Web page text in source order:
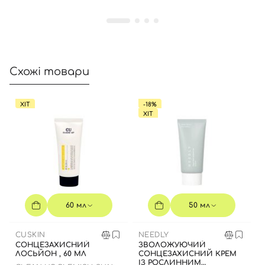
Схожі товари
ХІТ
60 мл
CUSKIN
СОНЦЕЗАХИСНИЙ
ЛОСЬЙОН , 60 МЛ
-18%
ХІТ
50 мл
NEEDLY
ЗВОЛОЖУЮЧИЙ
СОНЦЕЗАХИСНИЙ КРЕМ
ІЗ РОСЛИННИМ
Відправляючи форму для авторизації/реєстрації ви
приймаєте умови
Увійти за допомогою e-mail